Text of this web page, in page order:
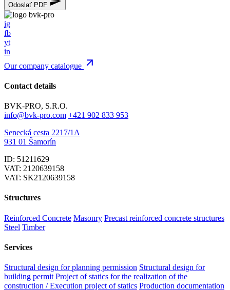
Odoslať PDF
ig
fb
yt
in
Our company catalogue
Contact details
BVK-PRO, S.R.O.
info@bvk-pro.com +421 902 833 953
Senecká cesta 2217/1A
931 01 Šamorín
ID: 51211629
VAT: 2120639158
VAT: SK2120639158
Structures
Reinforced Concrete Masonry Precast reinforced concrete structures
Steel Timber
Services
Structural design for planning permission Structural design for
building permit Project of statics for the realization of the
construction / Execution project of statics Production documentation